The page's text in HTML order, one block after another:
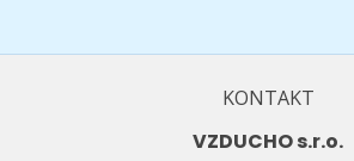
KONTAKT
VZDUCHO s.r.o.